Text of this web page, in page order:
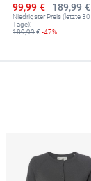
189,99 €
Ermäßigter Preis
99,99 €
Niedrigster Preis (letzte 30
Tage):
189,99€ -47%